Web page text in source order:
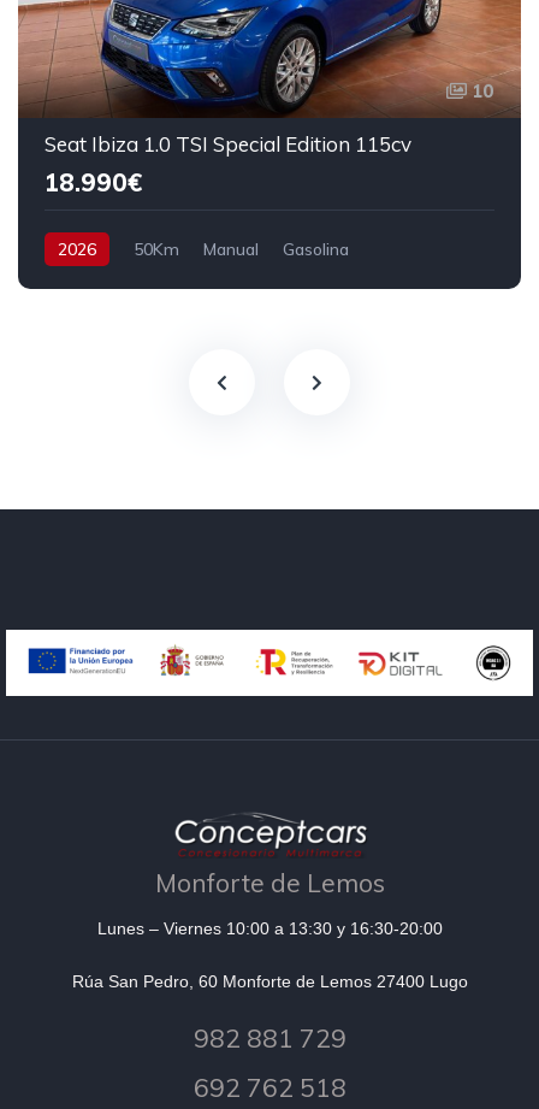
10
Seat Ibiza 1.0 TSI Special Edition 115cv
18.990€
2026 50Km Manual
Gasolina
Monforte de Lemos
Lunes – Viernes 10:00 a 13:30 y 16:30-20:00
Rúa San Pedro, 60 Monforte de Lemos 27400 Lugo
982 881 729
692 762 518